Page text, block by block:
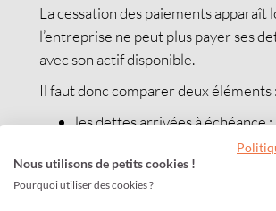
La cessation des paiements apparaît
l’entreprise ne peut plus payer ses
avec son actif disponible.
Il faut donc comparer deux éléments :
les dettes arrivées à échéance ;
les ressources disponibles
Par exemple, une société qui doit
Nous utilisons de petits cookies !
Pourquoi utiliser des cookies ?